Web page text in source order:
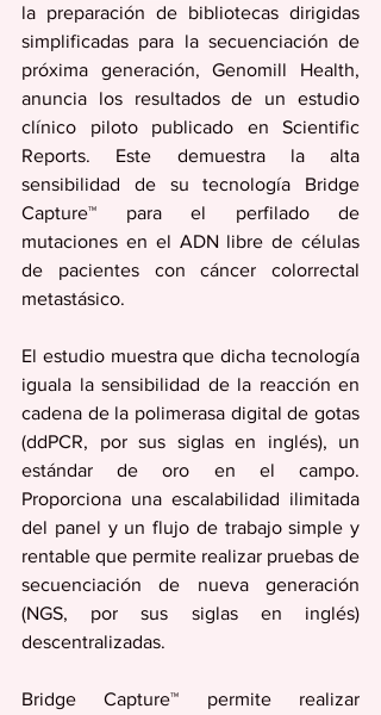
la preparación de bibliotecas dirigidas
simplificadas para la secuenciación de
próxima generación, Genomill Health,
anuncia los resultados de un estudio
clínico piloto publicado en Scientific
Reports. Este demuestra la alta
sensibilidad de su tecnología Bridge
Capture™ para el perfilado de
mutaciones en el ADN libre de células
de pacientes con cáncer colorrectal
metastásico.
El estudio muestra que dicha tecnología
iguala la sensibilidad de la reacción en
cadena de la polimerasa digital de gotas
(ddPCR, por sus siglas en inglés), un
estándar de oro en el campo.
Proporciona una escalabilidad ilimitada
del panel y un flujo de trabajo simple y
rentable que permite realizar pruebas de
secuenciación de nueva generación
(NGS, por sus siglas en inglés)
descentralizadas.
Bridge Capture™ permite realizar